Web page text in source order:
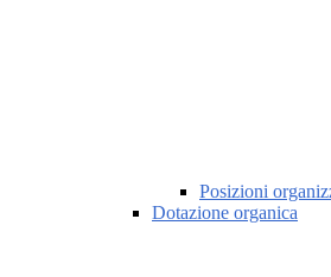
Posizioni
Dotazione organica